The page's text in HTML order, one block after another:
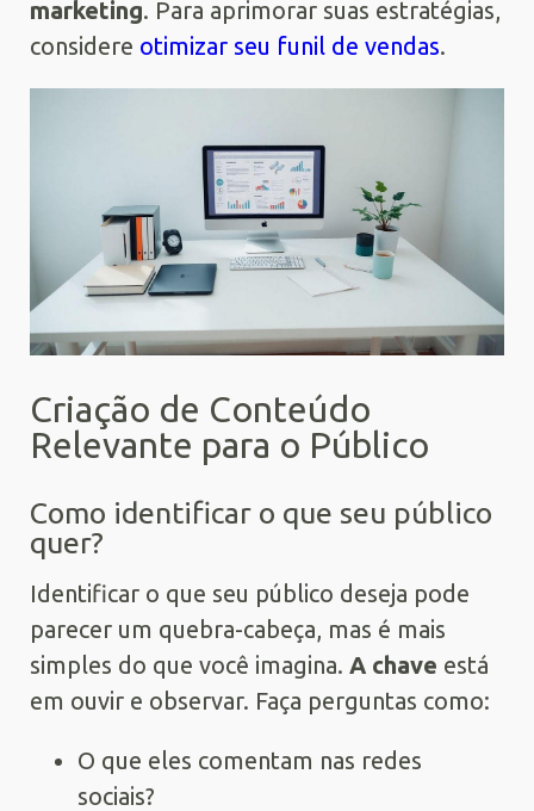
marketing. Para aprimorar suas estratégias,
considere otimizar seu funil de vendas.
Criação de Conteúdo
Relevante para o Público
Como identificar o que seu público
quer?
Identificar o que seu público deseja pode
parecer um quebra-cabeça, mas é mais
simples do que você imagina. A chave está
em ouvir e observar. Faça perguntas como:
O que eles comentam nas redes
sociais?